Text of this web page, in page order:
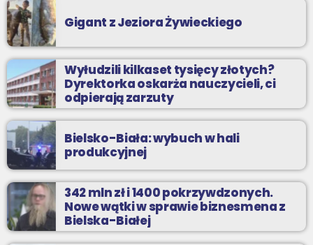
Gigant z Jeziora Żywieckiego
Wyłudzili kilkaset tysięcy złotych?
Dyrektorka oskarża nauczycieli, ci
odpierają zarzuty
Bielsko-Biała: wybuch w hali
produkcyjnej
342 mln zł i 1400 pokrzywdzonych.
Nowe wątki w sprawie biznesmena z
Bielska-Białej